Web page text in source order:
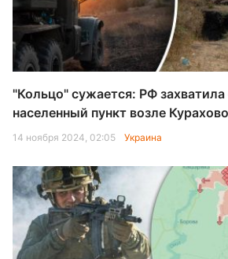
"Кольцо" сужается: РФ
населенный пункт возле
14 ноября 2024, 02:05 Украина